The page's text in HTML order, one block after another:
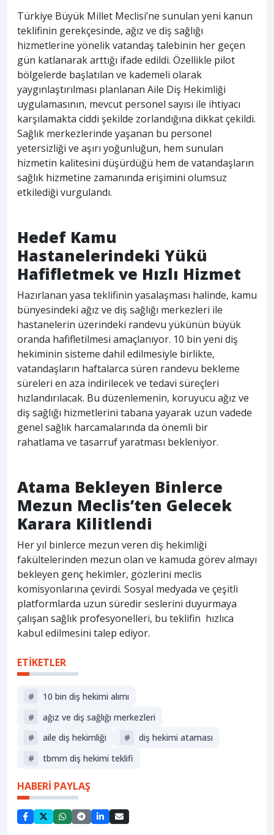
Türkiye Büyük Millet Meclisi’ne sunulan yeni kanun
teklifinin gerekçesinde, ağız ve diş sağlığı
hizmetlerine yönelik vatandaş talebinin her geçen
gün katlanarak arttığı ifade edildi. Özellikle pilot
bölgelerde başlatılan ve kademeli olarak
yaygınlaştırılması planlanan Aile Diş Hekimliği
uygulamasının, mevcut personel sayısı ile ihtiyacı
karşılamakta ciddi şekilde zorlandığına dikkat çekildi.
Sağlık merkezlerinde yaşanan bu personel
yetersizliği ve aşırı yoğunluğun, hem sunulan
hizmetin kalitesini düşürdüğü hem de vatandaşların
sağlık hizmetine zamanında erişimini olumsuz
etkilediği vurgulandı.
Hedef Kamu
Hastanelerindeki Yükü
Hafifletmek ve Hızlı Hizmet
Hazırlanan yasa teklifinin yasalaşması halinde, kamu
bünyesindeki ağız ve diş sağlığı merkezleri ile
hastanelerin üzerindeki randevu yükünün büyük
oranda hafifletilmesi amaçlanıyor. 10 bin yeni diş
hekiminin sisteme dahil edilmesiyle birlikte,
vatandaşların haftalarca süren randevu bekleme
süreleri en aza indirilecek ve tedavi süreçleri
hızlandırılacak. Bu düzenlemenin, koruyucu ağız ve
diş sağlığı hizmetlerini tabana yayarak uzun vadede
genel sağlık harcamalarında da önemli bir
rahatlama ve tasarruf yaratması bekleniyor.
Atama Bekleyen Binlerce
Mezun Meclis’ten Gelecek
Karara Kilitlendi
Her yıl binlerce mezun veren diş hekimliği
fakültelerinden mezun olan ve kamuda görev almayı
bekleyen genç hekimler, gözlerini meclis
komisyonlarına çevirdi. Sosyal medyada ve çeşitli
platformlarda uzun süredir seslerini duyurmaya
çalışan sağlık profesyonelleri, bu teklifin hızlıca
kabul edilmesini talep ediyor.
ETİKETLER
#
10 bin diş hekimi alımı
#
ağız ve diş sağlığı merkezleri
#
aile diş hekimliği #
diş hekimi ataması
#
tbmm diş hekimi teklifi
HABERİ PAYLAŞ